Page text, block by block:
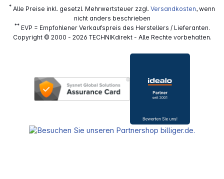
* Alle Preise inkl. gesetzl. Mehrwertsteuer zzgl. Versandkosten, wenn
nicht anders beschrieben
**EVP = Empfohlener Verkaufspreis des Herstellers / Lieferanten.
Copyright © 2000 - 2026 TECHNIKdirekt - Alle Rechte vorbehalten.